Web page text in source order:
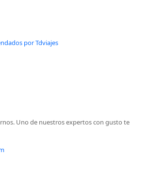
por Tdviajes
Uno de nuestros expertos con gusto te